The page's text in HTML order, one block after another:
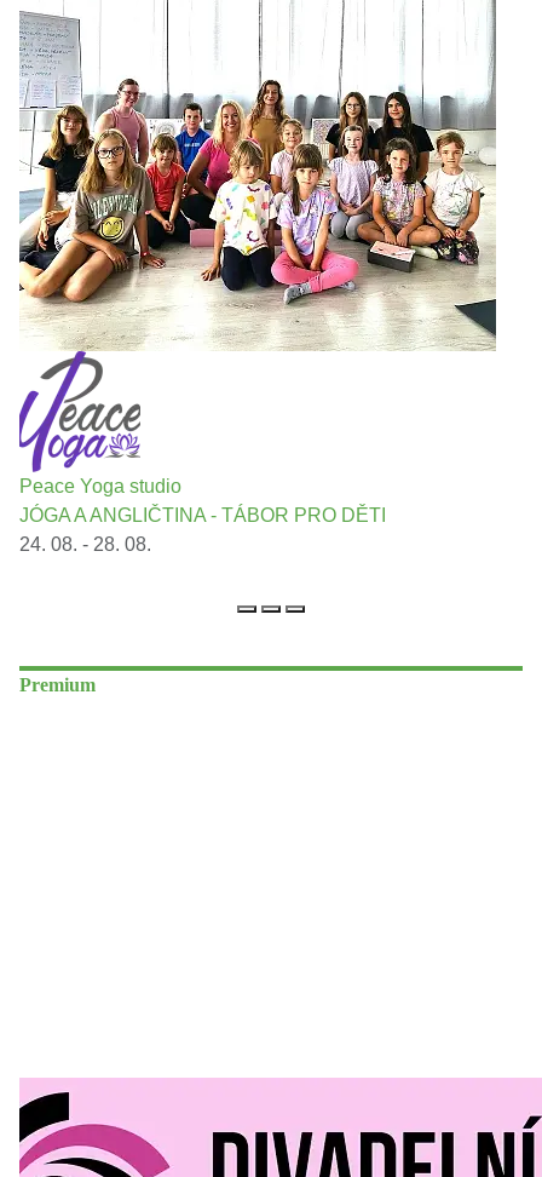
Peace Yoga studio
JÓGA A ANGLIČTINA - TÁBOR PRO DĚTI
24. 08. - 28. 08.
Premium
Divadelní Mlýn 30. 07. 2026